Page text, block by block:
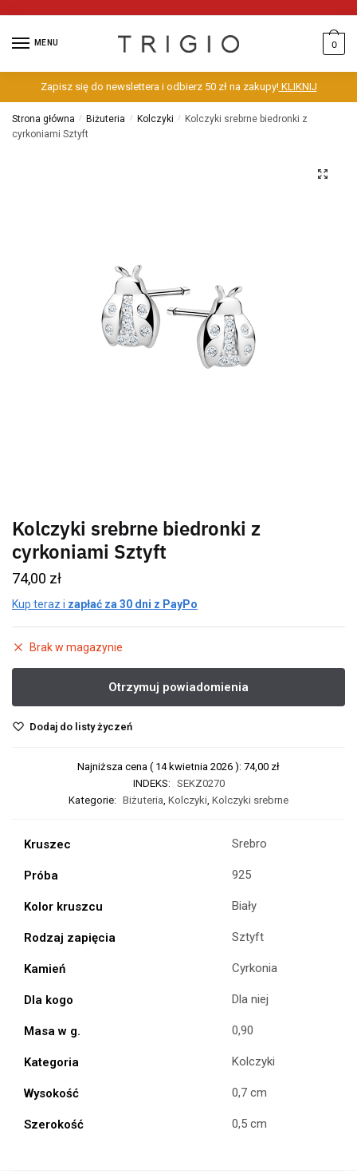
MENU 0
Zapisz się do newslettera i odbierz 50 zł na zakupy!KLIKNIJ
Strona główna / Biżuteria / Kolczyki /
Kolczyki srebrne biedronki z
cyrkoniami Sztyft
Kolczyki srebrne biedronki z
cyrkoniami Sztyft
74,00 zł
Kup teraz i zapłać za 30 dni z PayPo
Brak w magazynie
Dodaj do listy życzeń
Najniższa cena ( 14 kwietnia 2026 ): 74,00 zł
INDEKS: SEKZ0270
Kategorie: Biżuteria, Kolczyki, Kolczyki srebrne
Kruszec Srebro
Próba 925
Kolor kruszcu Biały
Rodzaj zapięcia Sztyft
Kamień Cyrkonia
Dla kogo Dla niej
Masa w g. 0,90
Kategoria Kolczyki
Wysokość 0,7 cm
Szerokość 0,5 cm